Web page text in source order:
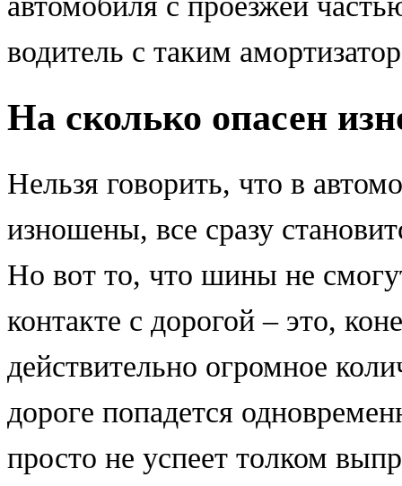
водитель с таким
На сколько опасен
Нельзя говорить, что в
изношены, все сразу
Но вот то, что шины не
контакте с дорогой – это,
действительно огромное
дороге попадется
просто не успеет толком